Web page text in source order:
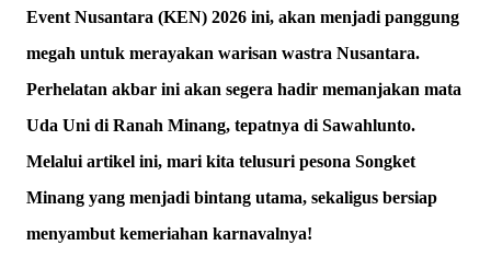
Event Nusantara (KEN) 2026 ini, akan menjadi panggung
megah untuk merayakan warisan wastra Nusantara.
Perhelatan akbar ini akan segera hadir memanjakan mata
Uda Uni di Ranah Minang, tepatnya di Sawahlunto.
Melalui artikel ini, mari kita telusuri pesona Songket
Minang yang menjadi bintang utama, sekaligus bersiap
menyambut kemeriahan karnavalnya!